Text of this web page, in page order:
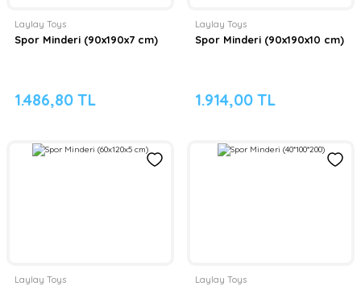
Laylay Toys
Spor Minderi (90x190x7 cm)
1.486,80 TL
Laylay Toys
Spor Minderi (90x190x10 cm)
1.914,00 TL
Laylay Toys Laylay Toys